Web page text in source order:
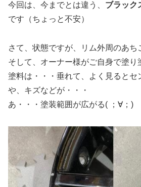
今回は、今までとは違う、 ブラック
です（ちょっと不安）
さて、状態ですが、リム外周のあち
そして、オーナー様がご自身で塗り
塗料は・・・垂れて、よく見るとセ
や、キズなどが・・・
あ・・・塗装範囲が広がる( ；∀；)